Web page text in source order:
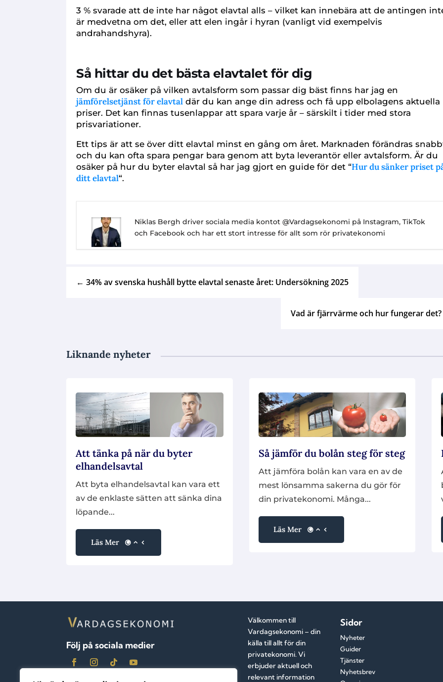
3 % svarade att de inte har något elavtal alls – vilket kan innebära att de antingen
är medvetna om det, eller att elen ingår i hyran (vanligt vid exempelvis
andrahandshyra).
Så hittar du det bästa elavtalet för dig
Om du är osäker på vilken avtalsform som passar dig bäst finns har jag en
jämförelsetjänst för elavtal där du kan ange din adress och få upp elbolagens aktuella
priser. Det kan finnas tusenlappar att spara varje år – särskilt i tider med stora
prisvariationer.
Ett tips är att se över ditt elavtal minst en gång om året. Marknaden förändras
och du kan ofta spara pengar bara genom att byta leverantör eller avtalsform. Är du
osäker på hur du byter elavtal så har jag gjort en guide för det “Hur du sänker priset
ditt elavtal“.
Niklas Bergh driver sociala media kontot @Vardagsekonomi på Instagram, TikTok
och Facebook och har ett stort intresse för allt som rör privatekonomi
←34% av svenska hushåll bytte elavtal senaste året: Undersökning 2025
Vad är fjärrvärme och hur fungerar det?
Liknande nyheter
Att tänka på när du byter
elhandelsavtal
Att byta elhandelsavtal kan vara ett
av de enklaste sätten att sänka dina
löpande...
Läs Mer
Så jämför du bolån steg för steg
Att jämföra bolån kan vara en av de
mest lönsamma sakerna du gör för
din privatekonomi. Många...
Läs Mer
Följ på sociala medier
Välkommen till
Vardagsekonomi – din
källa till allt för din
privatekonomi. Vi
erbjuder aktuell och
relevant information
Sidor
Nyheter
Guider
Tjänster
Nyhetsbrev